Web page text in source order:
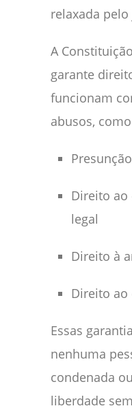
relaxada pelo
A
garante
funcionam
abusos,
Direito ao
legal
Direito à
Direito
Essas
nenhuma
condenada
liberdade